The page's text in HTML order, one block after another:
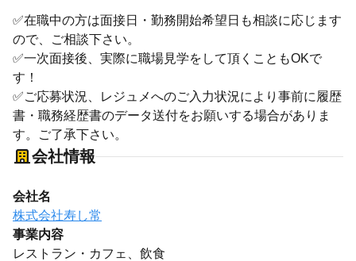
✅在職中の方は面接日・勤務開始希望日も相談に応じます
ので、ご相談下さい。
✅一次面接後、実際に職場見学をして頂くこともOKで
す！
✅ご応募状況、レジュメへのご入力状況により事前に履歴
書・職務経歴書のデータ送付をお願いする場合がありま
す。ご了承下さい。
会社情報
会社名
株式会社寿し常
事業内容
レストラン・カフェ、飲食